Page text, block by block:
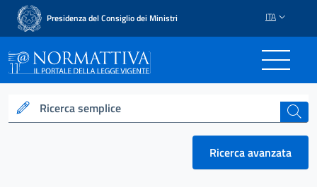
Presidenza del Consiglio dei Ministri ITA
Normattiva - Il portale
Ricerca semplice cerca
Ricerca avanzata